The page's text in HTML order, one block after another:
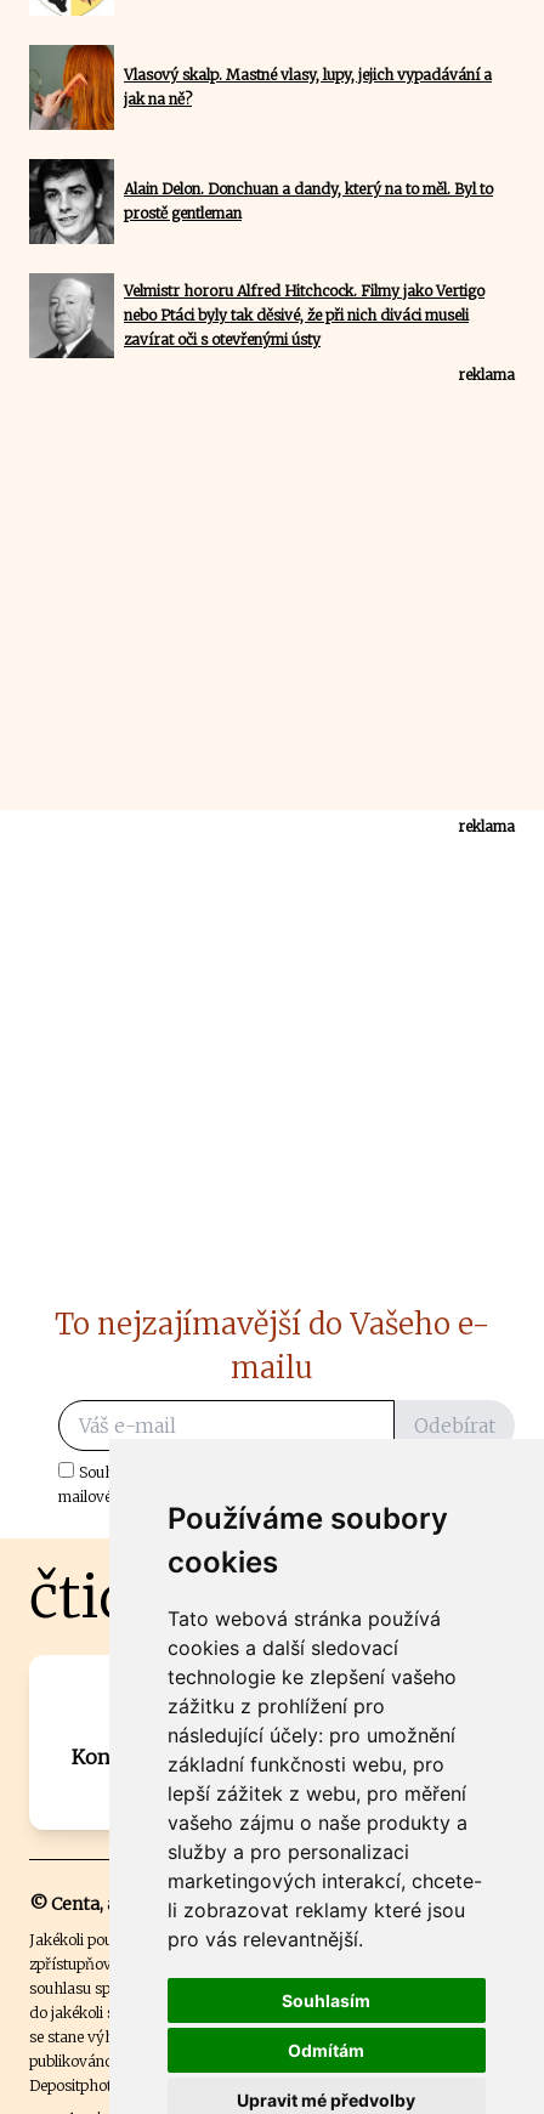
Používáme soubory
cookies
Tato webová stránka používá
cookies a další sledovací
technologie ke zlepšení vašeho
zážitku z prohlížení pro
následující účely: pro umožnění
základní funkčnosti webu, pro
lepší zážitek z webu, pro měření
vašeho zájmu o naše produkty a
služby a pro personalizaci
marketingových interakcí, chcete-
li zobrazovat reklamy které jsou
pro vás relevantnější.
Souhlasím
Odmítám
Upravit mé předvolby
Vlasový skalp. Mastné vlasy, lupy, jejich vypadávání a
jak na ně?
Alain Delon. Donchuan a dandy, který na to měl. Byl to
prostě gentleman
Velmistr hororu Alfred Hitchcock. Filmy jako Vertigo
nebo Ptáci byly tak děsivé, že při nich diváci museli
zavírat oči s otevřenými ústy
reklama
reklama
To nejzajímavější do Vašeho e-
mailu
Odebírat
Souhlasím s odběrem důležitých zpráv ze ČtiDoma.cz do mé e-
mailové schránky.
čtidoma.cz
Máte zajímavou informaci? Chcete
spolupracovat?
Kontaktujte šéfredaktora Martina Chalupu:
chalupa@ctidoma.cz
© Centa, a.s.
Jakékoli použití obsahu včetně převzetí, šíření či dalšího užití a
zpřístupňování textových či obrazových materiálů bez písemného
souhlasu společnosti Centa,a.s. je zakázáno. Čtenář svým přihlášením
do jakékoli soutěže na našem webu dává souhlas s tím, že v případě, že
se stane výhercem této soutěže, může být jeho jméno na webu
publikováno. Centa, a.s. využívala licenci ČTK a využívá fotografie z
Depositphotos